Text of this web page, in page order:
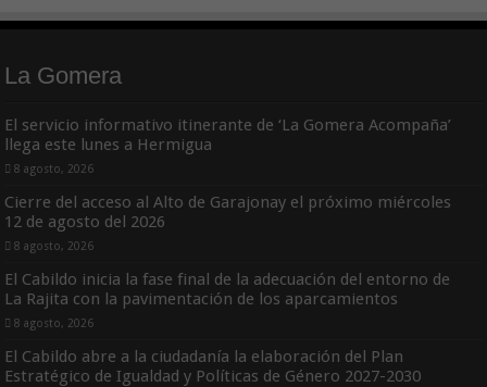
La Gomera
El servicio informativo itinerante de ‘La Gomera Acompaña’
llega este lunes a Hermigua
8 agosto, 2026
Cierre del acceso al Alto de Garajonay el próximo miércoles
12 de agosto del 2026
8 agosto, 2026
El Cabildo inicia la fase final de la adecuación del entorno de
La Rajita con la pavimentación de los aparcamientos
8 agosto, 2026
El Cabildo abre a la ciudadanía la elaboración del Plan
Estratégico de Igualdad y Políticas de Género 2027-2030